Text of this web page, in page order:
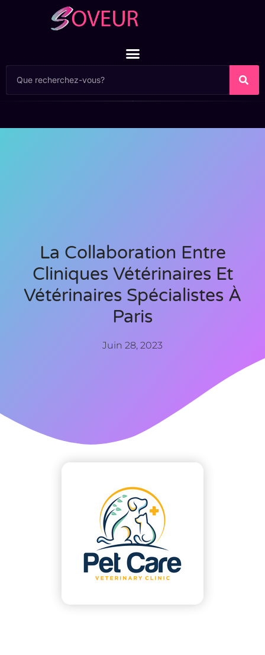
La Collaboration Entre
Cliniques Vétérinaires Et
Vétérinaires Spécialistes À
Paris
Juin 28, 2023